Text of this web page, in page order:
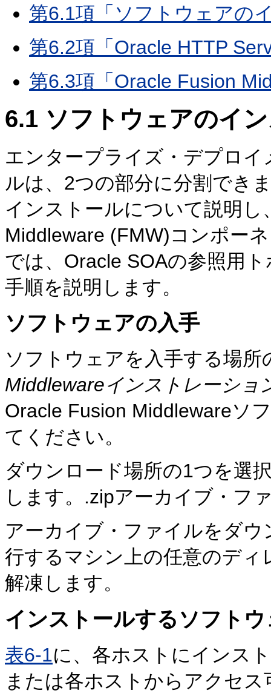
第6.1項「ソフトウェアの
第6.2項「Oracle HTTP
第6.3項「Oracle Fusion
6.1 ソフトウェアのイ
エンタープライズ・デプロ
ルは、2つの部分に分割でき
インストールについて説明
Middleware (FMW)コンポー
では、Oracle SOAの参照用
手順を説明します。
ソフトウェアの入手
ソフトウェアを入手する場所
Middlewareインストレーショ
Oracle Fusion Middlewareソ
てください。
ダウンロード場所の1つを選
します。.zipアーカイブ・フ
アーカイブ・ファイルをダ
行するマシン上の任意のデ
解凍します。
インストールするソフト
表6-1に、各ホストにインス
または各ホストからアクセ